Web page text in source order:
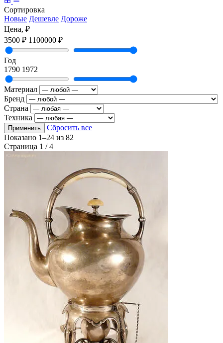
Сортировка
Новые Дешевле Дороже
Цена, ₽
3500 ₽ 1100000 ₽
Год
1790 1972
Материал
Бренд
Страна
Техника
Применить
Сбросить все
Показано 1–24 из 82
Страница 1 / 4